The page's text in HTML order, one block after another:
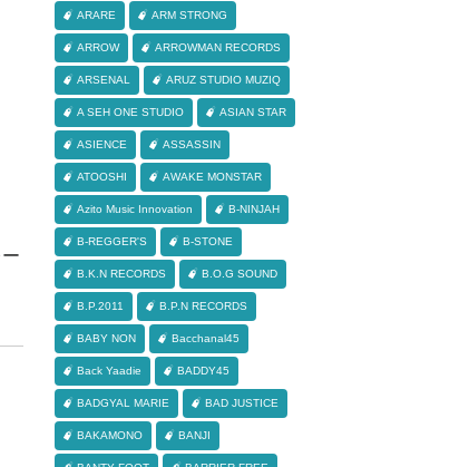
ARARE ARM STRONG
ARROW ARROWMAN RECORDS
ARSENAL ARUZ STUDIO MUZIQ
A SEH ONE STUDIO ASIAN STAR
ASIENCE ASSASSIN
ATOOSHI AWAKE MONSTAR
Azito Music Innovation B-NINJAH
B-REGGER'S B-STONE
B.K.N RECORDS B.O.G SOUND
B.P.2011 B.P.N RECORDS
BABY NON Bacchanal45
Back Yaadie BADDY45
BADGYAL MARIE BAD JUSTICE
BAKAMONO BANJI